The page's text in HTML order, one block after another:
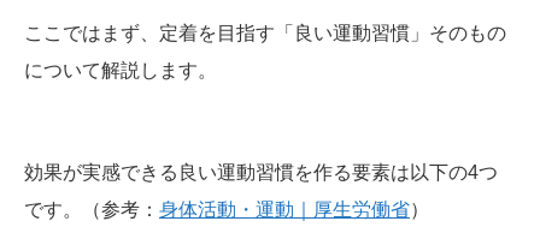
ここではまず、定着を目指す「良い運動習慣」そのもの
について解説します。
効果が実感できる良い運動習慣を作る要素は以下の4つ
です。（参考： 身体活動・運動｜厚生労働省）